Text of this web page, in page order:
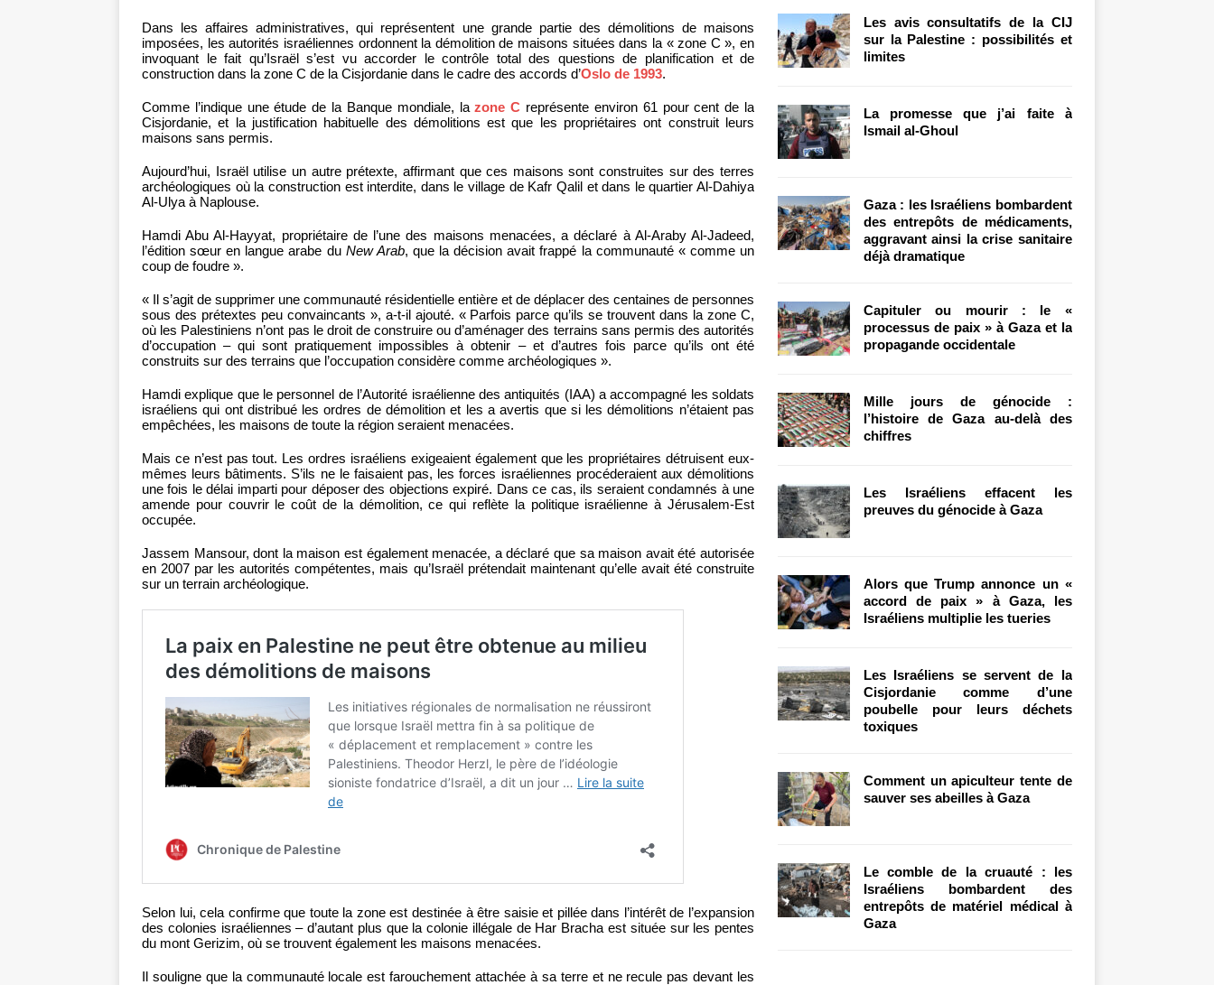
Dans les affaires administratives, qui représentent une grande partie des démolitions de maisons
imposées, les autorités israéliennes ordonnent la démolition de maisons situées dans la « zone C », en
invoquant le fait qu’Israël s’est vu accorder le contrôle total des questions de planification et de
construction dans la zone C de la Cisjordanie dans le cadre des accords d’Oslo de 1993.
Comme l’indique une étude de la Banque mondiale, lazone C représente environ 61 pour cent de la
Cisjordanie, et la justification habituelle des démolitions est que les propriétaires ont construit leurs
maisons sans permis.
Aujourd’hui, Israël utilise un autre prétexte, affirmant que ces maisons sont construites sur des terres
archéologiques où la construction est interdite, dans le village de Kafr Qalil et dans le quartier Al-Dahiya
Al-Ulya à Naplouse.
Hamdi Abu Al-Hayyat, propriétaire de l’une des maisons menacées, a déclaré à Al-Araby Al-Jadeed,
l’édition sœur en langue arabe du New Arab, que la décision avait frappé la communauté « comme un
coup de foudre ».
« Il s’agit de supprimer une communauté résidentielle entière et de déplacer des centaines de personnes
sous des prétextes peu convaincants », a-t-il ajouté. « Parfois parce qu’ils se trouvent dans la zone C,
où les Palestiniens n’ont pas le droit de construire ou d’aménager des terrains sans permis des autorités
d’occupation – qui sont pratiquement impossibles à obtenir – et d’autres fois parce qu’ils ont été
construits sur des terrains que l’occupation considère comme archéologiques ».
Hamdi explique que le personnel de l’Autorité israélienne des antiquités (IAA) a accompagné les soldats
israéliens qui ont distribué les ordres de démolition et les a avertis que si les démolitions n’étaient pas
empêchées, les maisons de toute la région seraient menacées.
Mais ce n’est pas tout. Les ordres israéliens exigeaient également que les propriétaires détruisent eux-
mêmes leurs bâtiments. S’ils ne le faisaient pas, les forces israéliennes procéderaient aux démolitions
une fois le délai imparti pour déposer des objections expiré. Dans ce cas, ils seraient condamnés à une
amende pour couvrir le coût de la démolition, ce qui reflète la politique israélienne à Jérusalem-Est
occupée.
Jassem Mansour, dont la maison est également menacée, a déclaré que sa maison avait été autorisée
en 2007 par les autorités compétentes, mais qu’Israël prétendait maintenant qu’elle avait été construite
sur un terrain archéologique.
Selon lui, cela confirme que toute la zone est destinée à être saisie et pillée dans l’intérêt de l’expansion
des colonies israéliennes – d’autant plus que la colonie illégale de Har Bracha est située sur les pentes
du mont Gerizim, où se trouvent également les maisons menacées.
Il souligne que la communauté locale est farouchement attachée à sa terre et ne recule pas devant les
Les avis consultatifs de la CIJ
sur la Palestine : possibilités et
limites
La promesse que j’ai faite à
Ismail al-Ghoul
Gaza : les Israéliens bombardent
des entrepôts de médicaments,
aggravant ainsi la crise sanitaire
déjà dramatique
Capituler ou mourir : le «
processus de paix » à Gaza et la
propagande occidentale
Mille jours de génocide :
l’histoire de Gaza au-delà des
chiffres
Les Israéliens effacent les
preuves du génocide à Gaza
Alors que Trump annonce un «
accord de paix » à Gaza, les
Israéliens multiplie les tueries
Les Israéliens se servent de la
Cisjordanie comme d’une
poubelle pour leurs déchets
toxiques
Comment un apiculteur tente de
sauver ses abeilles à Gaza
Le comble de la cruauté : les
Israéliens bombardent des
entrepôts de matériel médical à
Gaza